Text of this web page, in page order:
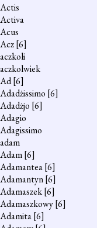
Actis
Activa
Acus
Acz[6]
aczkoli
aczkolwiek
Ad[6]
Adadżissimo [6]
Adadżjo [6]
Adagio
Adagissimo
adam
Adam[6]
Adamantea[6]
Adamantyn[6]
Adamaszek[6]
Adamaszkowy[6]
Adamita[6]